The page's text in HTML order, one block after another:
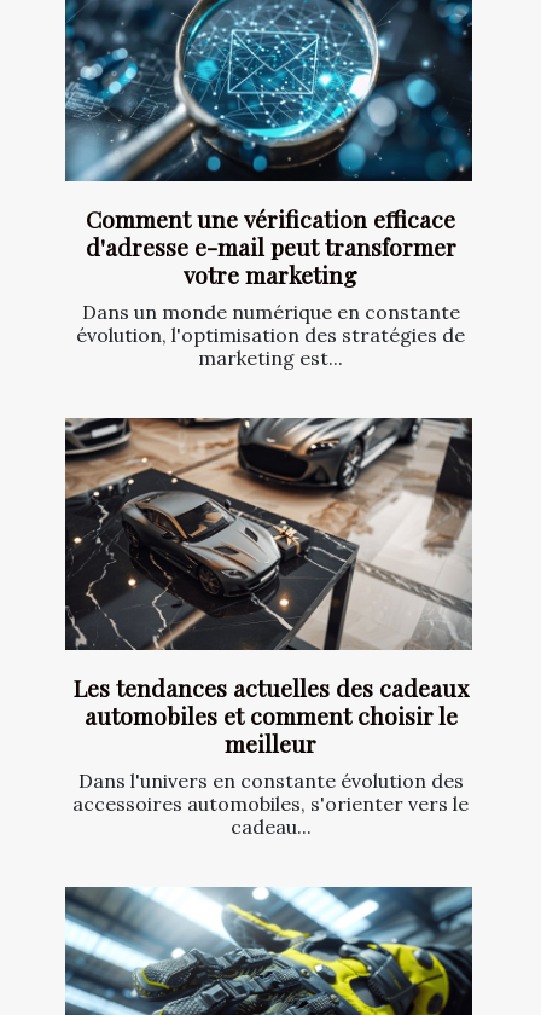
Comment une vérification efficace
d'adresse e-mail peut transformer
votre marketing
Dans un monde numérique en constante
évolution, l'optimisation des stratégies de
marketing est...
Les tendances actuelles des cadeaux
automobiles et comment choisir le
meilleur
Dans l'univers en constante évolution des
accessoires automobiles, s'orienter vers le
cadeau...